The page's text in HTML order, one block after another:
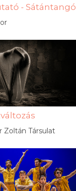
- Sátántangó
Zoltán Társulat